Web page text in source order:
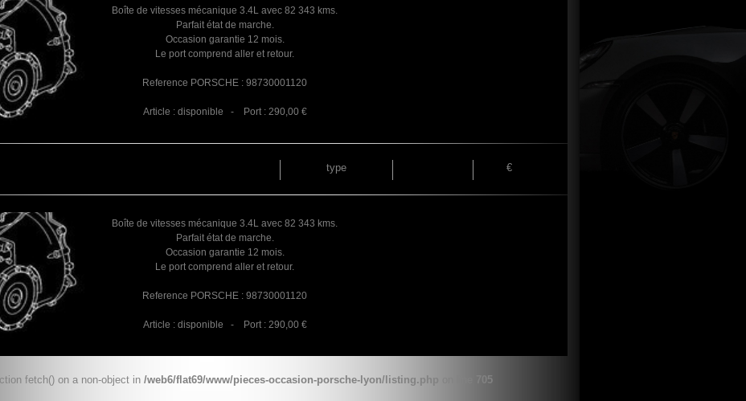
Boîte de vitesses mécanique 3.4L avec 82 343 kms.
Parfait état de marche.
Occasion garantie 12 mois.
Le port comprend aller et retour.
Reference PORSCHE : 98730001120
Article : disponible - Port : 290,00 €
type €
Boîte de vitesses mécanique 3.4L avec 82 343 kms.
Parfait état de marche.
Occasion garantie 12 mois.
Le port comprend aller et retour.
Reference PORSCHE : 98730001120
Article : disponible - Port : 290,00 €
fetch() on a non-object in /web6/flat69/www/pieces-occasion-porsche-lyon/listing.php 705